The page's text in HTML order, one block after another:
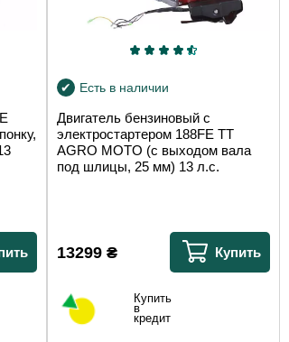
Есть в наличии
Двигатель бензиновый с
электростартером 188FE TT
AGRO MOTO (с выходом вала
под шлицы, 25 мм) 13 л.с.
13299₴ Купить
Купить
в
кредит